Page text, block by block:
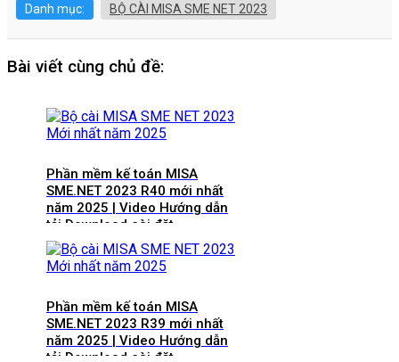
Danh mục: BỘ CÀI MISA SME NET 2023
Bài viết cùng chủ đề:
Phần mềm kế toán MISA
SME.NET 2023 R40 mới nhất
năm 2025 | Video Hướng dẫn
tải Download cài đặt
Phần mềm kế toán MISA
SME.NET 2023 R39 mới nhất
năm 2025 | Video Hướng dẫn
tải Download cài đặt